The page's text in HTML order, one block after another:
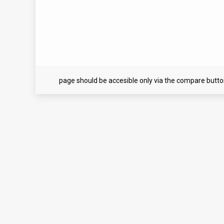
page should be accesible only via the compare